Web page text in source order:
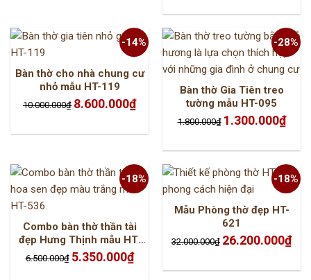
-14%
Bàn thờ cho nhà chung cư
nhỏ mẫu HT-119
10.000.000₫ Giá
gốc
8.600.000₫Giá
hiện
8.600.000₫.
-28%
Bàn thờ Gia Tiên treo
tường mẫu HT-095
1.800.000₫ Giá
gốc
1.300.000₫Giá
hiện
-18%
Combo bàn thờ thần tài
đẹp Hưng Thịnh mẫu HT-
536
6.500.000₫ Giá
gốc
5.350.000₫Giá
hiện
-18%
Mẫu Phòng thờ đẹp HT-
621
32.000.000₫ Giá
gốc
26.200.000₫Giá
hiện